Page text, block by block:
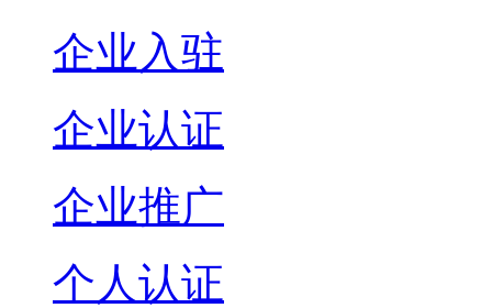
企业入驻
企业认证
企业推广
个人认证